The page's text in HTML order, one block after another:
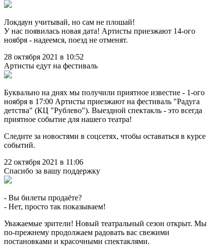
Локдаун учитывай, но сам не плошай!
У нас появилась новая дата! Артисты приезжают 14-ого
ноября - надеемся, поезд не отменят.
28 октября 2021 в 10:52
Артисты едут на фестиваль
Буквально на днях мы получили приятное известие - 1-ого
ноября в 17:00 Артисты приезжают на фестиваль "Радуга
детства" (КЦ "Рублево"). Выездной спектакль - это всегда
приятное событие для нашего театра!
Следите за новостями в соцсетях, чтобы оставаться в курсе
событий.
22 октября 2021 в 11:06
Спасибо за вашу поддержку
- Вы билеты продаёте?
- Нет, просто так показываем!
Уважаемые зрители! Новый театральный сезон открыт. Мы
по-прежнему продолжаем радовать вас свежими
постановками и красочными спектаклями.